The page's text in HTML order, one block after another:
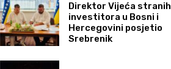
Direktor Vijeća stranih
investitora u Bosni i
Hercegovini posjetio
Srebrenik